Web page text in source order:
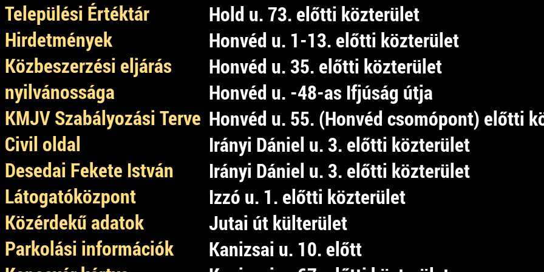
Települési Értéktár
Hirdetmények
Közbeszerzési eljárás
nyilvánossága
KMJV Szabályozási Terve
Civil oldal
Desedai Fekete István
Látogatóközpont
Közérdekű adatok
Parkolási információk
Hold u. 73. előtti közterület
Honvéd u. 1-13. előtti közterület
Honvéd u. 35. előtti közterület
Honvéd u. -48-as Ifjúság útja
Honvéd u. 55. (Honvéd csomópont) előtti
Irányi Dániel u. 3. előtti közterület
Irányi Dániel u. 3. előtti közterület
Izzó u. 1. előtti közterület
Jutai út külterület
Kanizsai u. 10. előtt